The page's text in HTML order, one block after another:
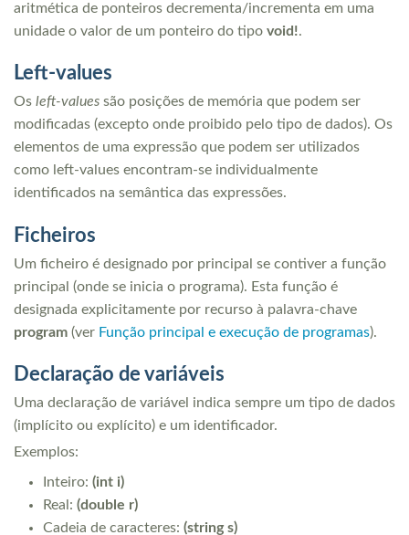
aritmética de ponteiros decrementa/incrementa em uma
unidade o valor de um ponteiro do tipo void!.
Left-values
Os left-values são posições de memória que podem ser
modificadas (excepto onde proibido pelo tipo de dados). Os
elementos de uma expressão que podem ser utilizados
como left-values encontram-se individualmente
identificados na semântica das expressões.
Ficheiros
Um ficheiro é designado por principal se contiver a função
principal (onde se inicia o programa). Esta função é
designada explicitamente por recurso à palavra-chave
program (ver Função principal e execução de programas).
Declaração de variáveis
Uma declaração de variável indica sempre um tipo de dados
(implícito ou explícito) e um identificador.
Exemplos:
Inteiro: (int i)
Real: (double r)
Cadeia de caracteres: (string s)